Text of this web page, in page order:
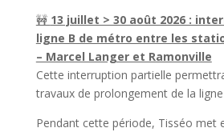
🚧 13 juillet > 30 août 2026 :
ligne B de métro entre les
– Marcel Langer et Ramonville
Cette interruption partielle
travaux de prolongement de la ligne
Pendant cette période, Tisséo met